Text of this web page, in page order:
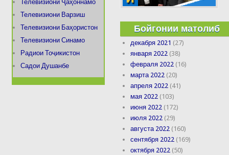
Телевизиони Ҷаҳоннамо
Телевизиони Варзиш
Телевизиони Баҳористон
Телевизиони Синамо
Радиои Тоҷикистон
Садои Душанбе
Бойгонии матолиб
декабря 2021 (27)
января 2022 (38)
февраля 2022 (16)
марта 2022 (20)
апреля 2022 (41)
мая 2022 (103)
июня 2022 (172)
июля 2022 (29)
августа 2022 (160)
сентября 2022 (169)
октября 2022 (50)